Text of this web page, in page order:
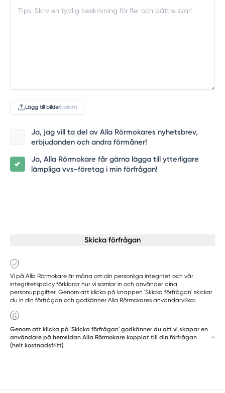
Lägg till bilder(valfritt)
Ja, jag vill ta del av Alla Rörmokares nyhetsbrev,
erbjudanden och andra förmåner!
Ja, Alla Rörmokare får gärna lägga till ytterligare
lämpliga vvs-företag i min förfrågan!
Skicka förfrågan
Vi på Alla Rörmokare är måna om din personliga integritet och vår
integritetspolicy förklarar hur vi samlar in och använder dina
personuppgifter. Genom att klicka på knappen 'Skicka förfrågan' skickar
du in din förfrågan och godkänner Alla Rörmokares användarvillkor.
Genom att klicka på 'Skicka förfrågan' godkänner du att vi skapar en
användare på hemsidan Alla Rörmokare kopplat till din förfrågan
(helt kostnadsfritt)